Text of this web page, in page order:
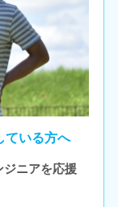
ている方へ
ニアを応援